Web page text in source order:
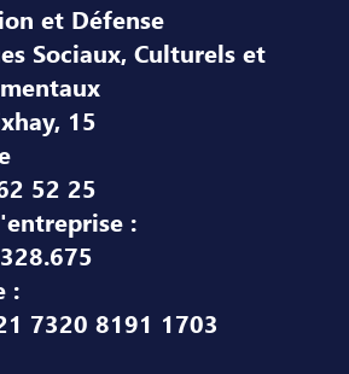
et Défense
Sociaux, Culturels et
15
52 25
:
:
7320 8191 1703